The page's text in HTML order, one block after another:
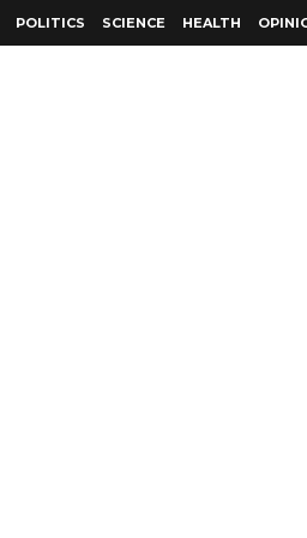
POLITICS SCIENCE HEALTH